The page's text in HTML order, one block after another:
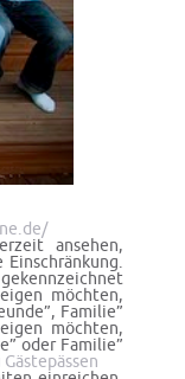
ansehen,
möchten,
Familie”
möchten,
oder Familie”